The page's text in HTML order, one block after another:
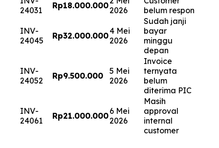
24031
Rp18.000.0002026
belum respon
INV-
24045
Rp32.000.0004 Mei
2026
Sudah janji
bayar
minggu
depan
INV-
24052
Rp9.500.000
5 Mei
2026
Invoice
ternyata
belum
diterima PIC
INV-
24061
Rp21.000.0006 Mei
2026
Masih
approval
internal
customer